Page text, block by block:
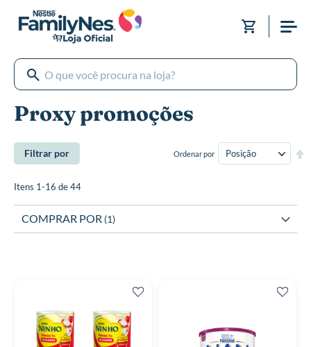
para
Meu
Proxy promoções
Itens 1-16 de44
Ordenar por
Filtrar por
COMPRAR POR